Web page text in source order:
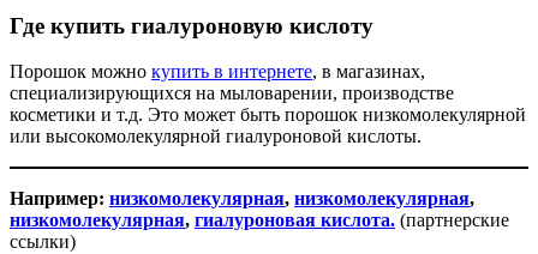
Где купить гиалуроновую кислоту
Порошок можно купить в интернете, в магазинах,
специализирующихся на мыловарении, производстве
косметики и т.д. Это может быть порошок низкомолекулярной
или высокомолекулярной гиалуроновой кислоты.
Например: низкомолекулярная, низкомолекулярная,
низкомолекулярная, гиалуроновая кислота. (партнерские
ссылки)